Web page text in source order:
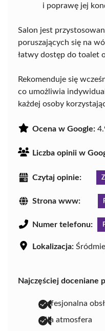
i poprawę jej
Salon jest
poruszających się na
łatwy dostęp do toalet
Rekomenduje się
co umożliwia
każdej osoby
Ocena w Google:
Liczba opinii w
Czytaj opinie:
Strona www:
Numer telefonu:
Lokalizacja:
Najczęściej doceniane
profesjonalna
miła atmosfera